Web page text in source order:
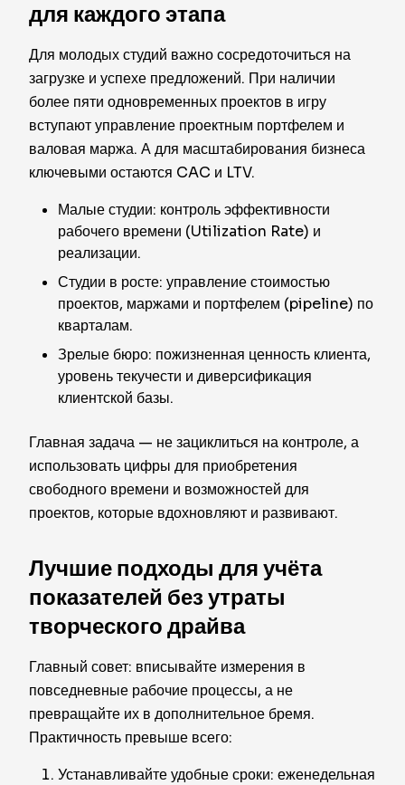
для каждого этапа
Для молодых студий важно сосредоточиться на
загрузке и успехе предложений. При наличии
более пяти одновременных проектов в игру
вступают управление проектным портфелем и
валовая маржа. А для масштабирования бизнеса
ключевыми остаются CAC и LTV.
Малые студии: контроль эффективности
рабочего времени (Utilization Rate) и
реализации.
Студии в росте: управление стоимостью
проектов, маржами и портфелем (pipeline) по
кварталам.
Зрелые бюро: пожизненная ценность клиента,
уровень текучести и диверсификация
клиентской базы.
Главная задача — не зациклиться на контроле, а
использовать цифры для приобретения
свободного времени и возможностей для
проектов, которые вдохновляют и развивают.
Лучшие подходы для учёта
показателей без утраты
творческого драйва
Главный совет: вписывайте измерения в
повседневные рабочие процессы, а не
превращайте их в дополнительное бремя.
Практичность превыше всего:
Устанавливайте удобные сроки: еженедельная